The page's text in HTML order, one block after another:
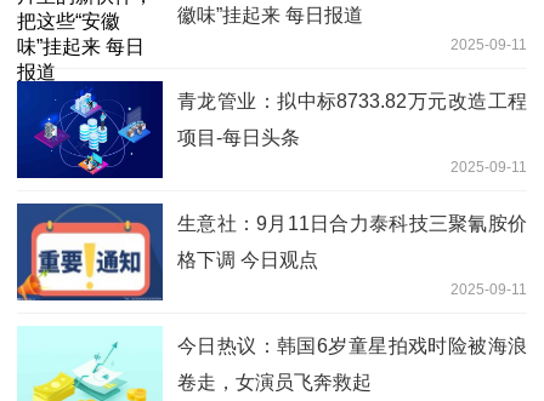
徽味”挂起来 每日报道
2025-09-11
青龙管业：拟中标8733.82万元改造工程
项目-每日头条
2025-09-11
生意社：9月11日合力泰科技三聚氰胺价
格下调 今日观点
2025-09-11
今日热议：韩国6岁童星拍戏时险被海浪
卷走，女演员飞奔救起